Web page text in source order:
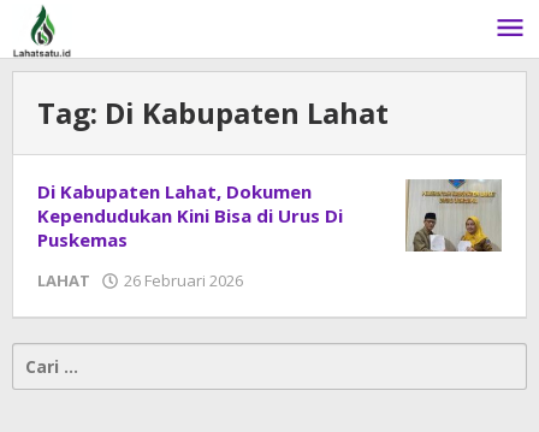
Lewati
konten
Tag: Di Kabupaten Lahat
Di Kabupaten Lahat, Dokumen
Kependudukan Kini Bisa di Urus Di
Puskemas
LAHAT 26 Februari 2026
Cari
untuk: